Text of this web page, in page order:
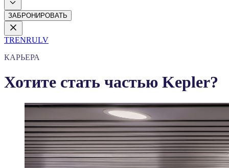
ЗАБРОНИРОВАТЬ
TRENRULV
КАРЬЕРА
Хотите стать частью Kepler?